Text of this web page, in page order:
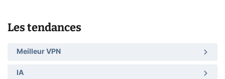
Les tendances
Meilleur VPN
IA